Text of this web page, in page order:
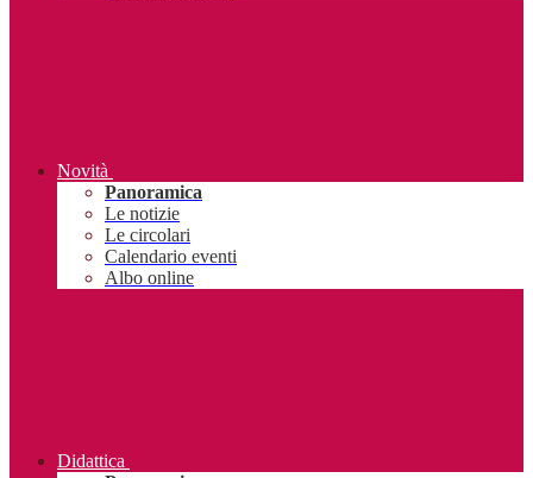
Novità
Panoramica
Le notizie
Le circolari
Calendario eventi
Albo online
Didattica